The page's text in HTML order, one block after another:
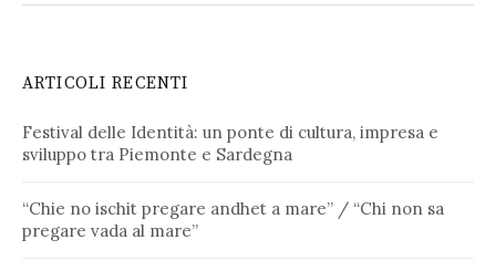
ARTICOLI RECENTI
Festival delle Identità: un ponte di cultura, impresa e
sviluppo tra Piemonte e Sardegna
“Chie no ischit pregare andhet a mare” / “Chi non sa
pregare vada al mare”